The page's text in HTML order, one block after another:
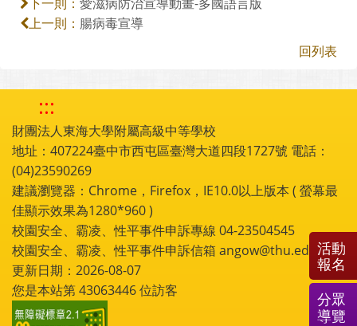
下一則：
上一則： 腸病毒宣導
回列表
:::
財團法人東海大學附屬高級中等學校
地址：407224臺中市西屯區臺灣大道四段1727號 電話：
(04)23590269
建議瀏覽器：Chrome，Firefox，IE10.0以上版本 ( 螢幕最
佳顯示效果為1280*960 )
校園安全、霸凌、性平事件申訴專線 04-23504545
校園安全、霸凌、性平事件申訴信箱 angow@thu.edu.tw
更新日期：2026-08-07
您是本站第43063446位訪客
活動
報名
分眾
導覽